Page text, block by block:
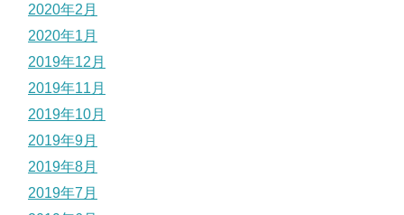
2020年2月
2020年1月
2019年12月
2019年11月
2019年10月
2019年9月
2019年8月
2019年7月